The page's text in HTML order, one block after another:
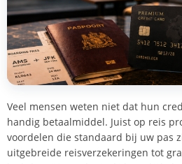
Veel mensen weten niet dat hun
handig betaalmiddel. Juist op reis
voordelen die standaard bij uw pas
uitgebreide reisverzekeringen tot